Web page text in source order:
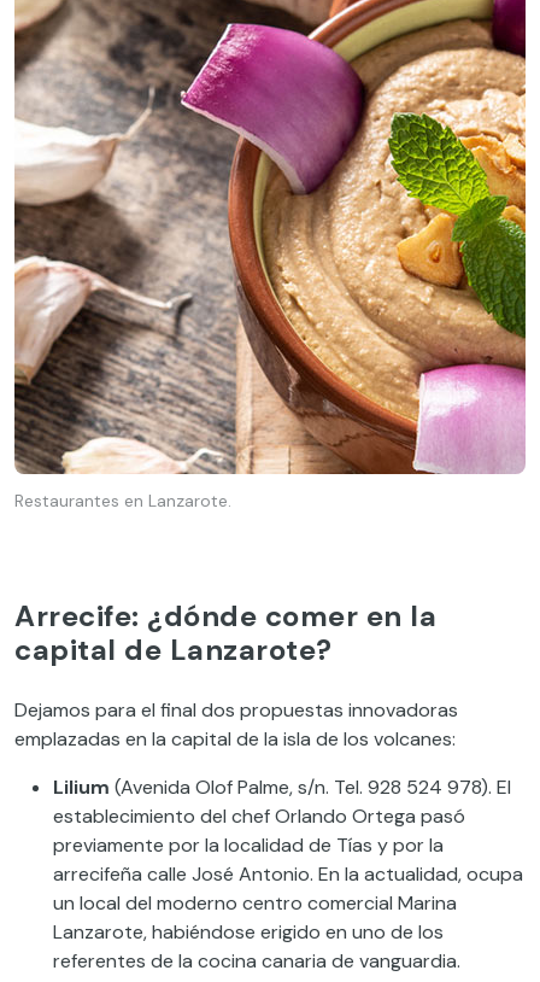
Restaurantes en Lanzarote.
Arrecife: ¿dónde comer en la
capital de Lanzarote?
Dejamos para el final dos propuestas innovadoras
emplazadas en la capital de la isla de los volcanes:
Lilium (Avenida Olof Palme, s/n. Tel. 928 524 978). El
establecimiento del chef Orlando Ortega pasó
previamente por la localidad de Tías y por la
arrecifeña calle José Antonio. En la actualidad, ocupa
un local del moderno centro comercial Marina
Lanzarote, habiéndose erigido en uno de los
referentes de la cocina canaria de vanguardia.